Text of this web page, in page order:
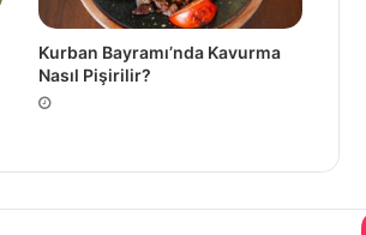
Kurban Bayramı’nda Kavurma
Nasıl Pişirilir?